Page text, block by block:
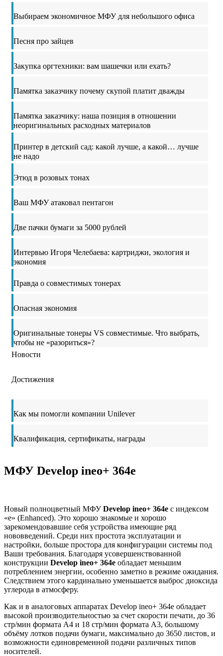
Выбираем экономичное МФУ для небольшого офиса
Песня про зайцев
Закупка оргтехники: вам шашечки или ехать?
Памятка заказчику почему скупой платит дважды
Памятка заказчику: наша позиция в отношении
неоригинальных расходных материалов
Принтер в детский сад: какой лучше, а какой… лучше
не надо
Этюд в розовых тонах
Ваш МФУ атаковал пентагон
Две пачки бумаги за 5000 рублей
Интервью Игоря Челебаева: картриджи, экология и
экономия
Правда о совместимых тонерах
Опасная экономия
Оригинальные тонеры VS совместимые. Что выбрать,
чтобы не «разориться»?
Новости
Достижения
Как мы помогли компании Unilever
Квалификация, сертификаты, награды
МФУ Develop ineo+ 364e
Новый полноцветный МФУDevelop ineo+ 364e с индексом
«е» (Enhanced). Это хорошо знакомые и хорошо
зарекомендовавшие себя устройства имеющие ряд
нововведений. Среди них простота эксплуатации и
настройки, больше простора для конфигурации системы под
Ваши требования. Благодаря усовершенствованной
конструкции Develop ineo+ 364e обладает меньшим
потреблением энергии, особенно заметно в режиме ожидания.
Следствием этого кардинально уменьшается выброс диоксида
углерода в атмосферу.
Как и в аналоговых аппаратах Develop ineo+ 364e обладает
высокой производительностью за счет скорости печати, до 36
стр/мин формата А4 и 18 стр/мин формата А3, большому
объёму лотков подачи бумаги, максимально до 3650 листов, и
возможности единовременной подачи различных типов
носителей.